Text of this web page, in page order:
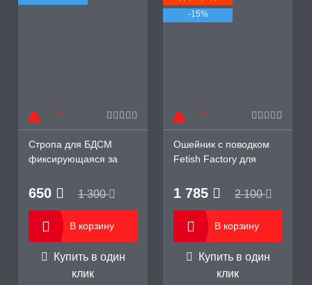
Стропа для БДСМ
фиксирующаяся за
650 1 300
В корзину
Купить в один
клик
-15%
Ошейник с поводком
Fetish Factory для
1 785 2 100
В корзину
Купить в один
клик